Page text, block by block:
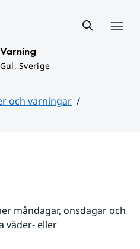
Varning
Gul, Sverige
och varningar
måndagar, onsdagar och
väder- eller